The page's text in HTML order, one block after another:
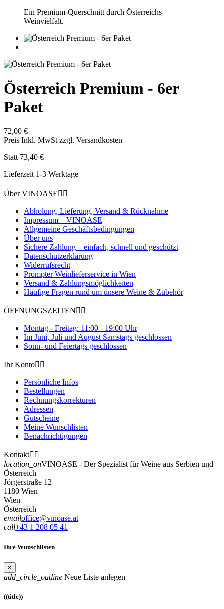
Ein Premium‑Querschnitt durch Österreichs
Weinvielfalt.
Österreich Premium - 6er
Paket
72,00 €
Preis Inkl. MwSt zzgl. Versandkosten
Statt 73,40 €
Lieferzeit 1-3 Werktage
Über VINOASE 
Abholung, Lieferung, Versand & Rücknahme
Impressum – VINOASE
Allgemeine Geschäftsbedingungen
Über uns
Sichere Zahlung – einfach, schnell und geschützt
Datenschutzerklärung
Widerrufsrecht
Prompter Weinlieferservice in Wien
Versand & Zahlungsmöglichkeiten
Häufige Fragen rund um unsere Weine & Zubehör
ÖFFNUNGSZEITEN 
Montag - Freitag: 11:00 - 19:00 Uhr
Im Juni, Juli und August Samstags geschlossen
Sonn- und Feiertags geschlossen
Ihr Konto 
Persönliche Infos
Bestellungen
Rechnungskorrekturen
Adressen
Gutscheine
Meine Wunschlisten
Benachrichtigungen
Kontakt 
location_onVINOASE - Der Spezialist für Weine aus Serbien und
Österreich
Jörgerstraße 12
1180 Wien
Wien
Österreich
emailoffice@vinoase.at
call+43 1 208 05 41
Ihre Wunschlisten
×
add_circle_outline Neue Liste anlegen
((title))